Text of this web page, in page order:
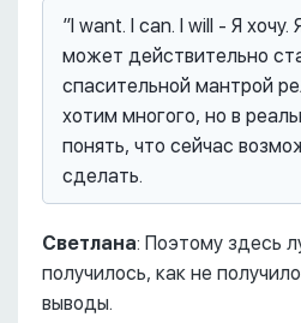
”I want. I can. I will - Я
может действительно
спасительной мантрой
хотим многого, но в
понять, что сейчас
сделать.
Светлана: Поэтому здесь
получилось, как не
выводы.